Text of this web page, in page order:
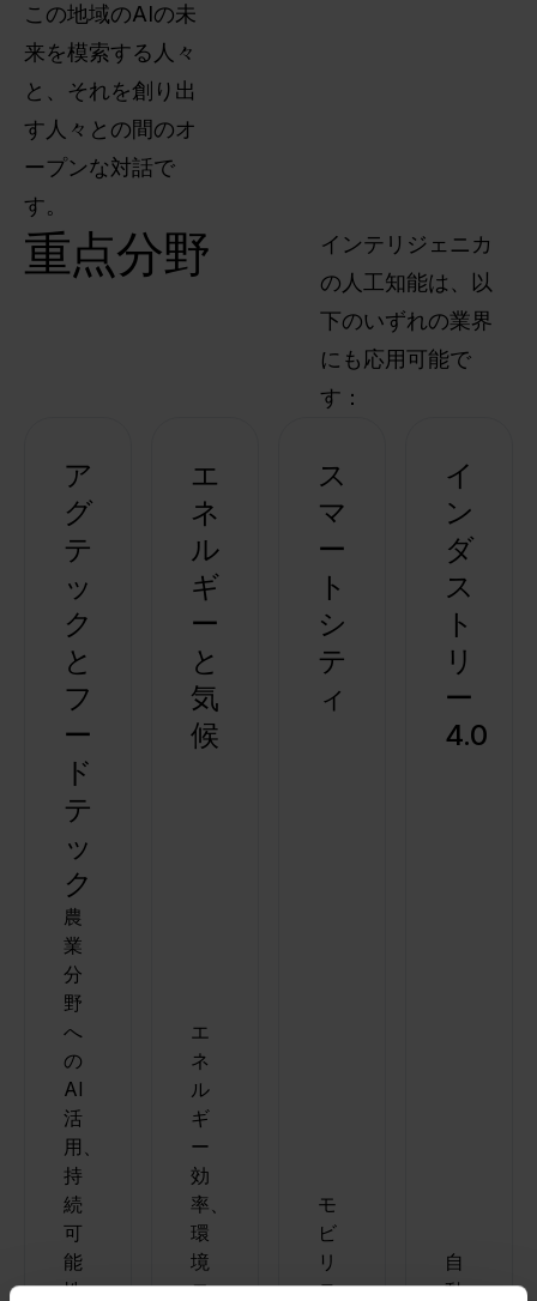
この地域のAIの未
来を模索する人々
と、それを創り出
す人々との間のオ
ープンな対話で
す。
重点分野
インテリジェニカ
の人工知能は、以
下のいずれの業界
にも応用可能で
す：
ア
グ
テ
ッ
ク
と
フ
ー
ド
テ
ッ
ク
農
業
分
野
へ
の
AI
活
用、
持
続
可
能
性、
エ
ネ
ル
ギ
ー
と
気
候
エ
ネ
ル
ギ
ー
効
率、
環
境
モ
ス
マ
ー
ト
シ
テ
ィ
モ
ビ
リ
テ
イ
ン
ダ
ス
ト
リ
ー
4.0
自
動